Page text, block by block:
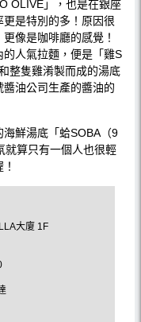
OLIVE」，也是在銀座
是特別的多！原因很
像是咖啡廳的感覺！
人氣拉麵，便是「雞S
整隻雞淆製而成的湯底
醬油公司生產的醬油的
鮮湯底「蛤SOBA（9
就算只有一個人也很輕
大廈 1F